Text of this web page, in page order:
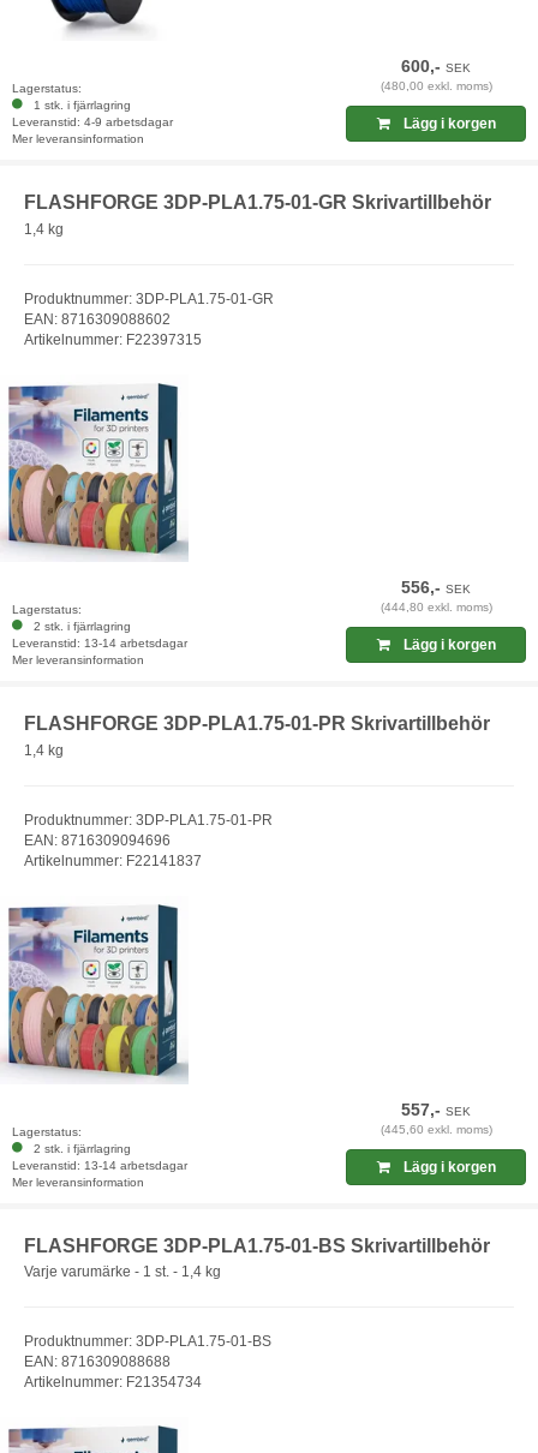
Lagerstatus:
1 stk. i fjärrlagring
Leveranstid: 4-9 arbetsdagar
Mer leveransinformation
600,-SEK
(480,00 exkl. moms)
Lägg i korgen
FLASHFORGE 3DP-PLA1.75-01-GR Skrivartillbehör
1,4 kg
Produktnummer: 3DP-PLA1.75-01-GR
EAN: 8716309088602
Artikelnummer: F22397315
Lagerstatus:
2 stk. i fjärrlagring
Leveranstid: 13-14 arbetsdagar
Mer leveransinformation
556,-SEK
(444,80 exkl. moms)
Lägg i korgen
FLASHFORGE 3DP-PLA1.75-01-PR Skrivartillbehör
1,4 kg
Produktnummer: 3DP-PLA1.75-01-PR
EAN: 8716309094696
Artikelnummer: F22141837
Lagerstatus:
2 stk. i fjärrlagring
Leveranstid: 13-14 arbetsdagar
Mer leveransinformation
557,-SEK
(445,60 exkl. moms)
Lägg i korgen
FLASHFORGE 3DP-PLA1.75-01-BS Skrivartillbehör
Varje varumärke - 1 st. - 1,4 kg
Produktnummer: 3DP-PLA1.75-01-BS
EAN: 8716309088688
Artikelnummer: F21354734